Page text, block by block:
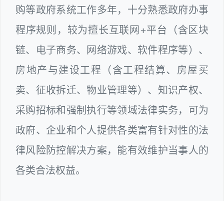
购等政府系统工作多年，十分熟悉政府办事
程序规则，较为擅长互联网+平台（含区块
链、电子商务、网络游戏、软件程序等）、
房地产与建设工程（含工程结算、房屋买
卖、征收拆迁、物业管理等）、知识产权、
采购招标和强制执行等领域法律实务，可为
政府、企业和个人提供各类富有针对性的法
律风险防控解决方案，能有效维护当事人的
各类合法权益。